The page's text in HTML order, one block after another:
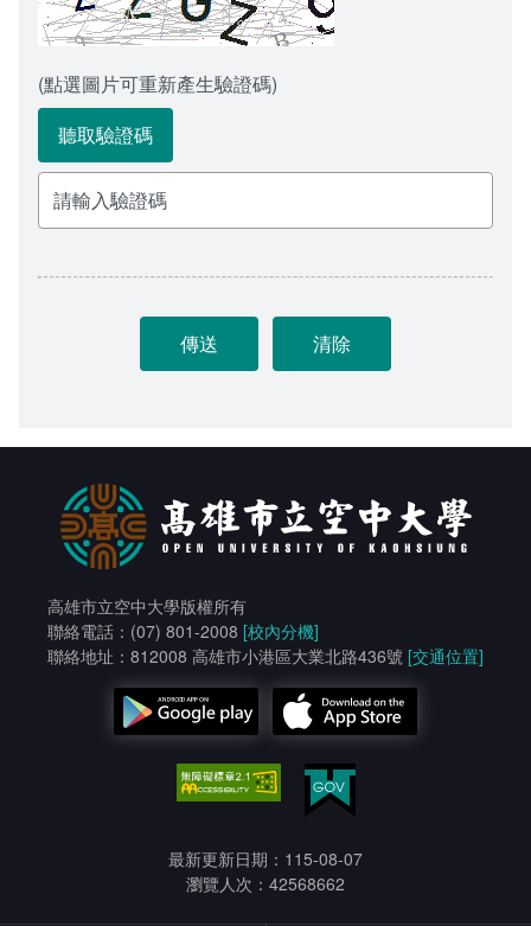
(點選圖片可重新產生驗證碼)
聽取驗證碼
高雄市立空中大學版權所有
聯絡電話：(07) 801-2008 [校內分機]
聯絡地址：812008 高雄市小港區大業北路436號 [交通位置]
最新更新日期：115-08-07
瀏覽人次：42568662